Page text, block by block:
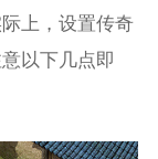
上，设置传奇
以下几点即